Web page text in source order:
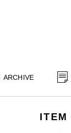
ARCHIVE
ITEM